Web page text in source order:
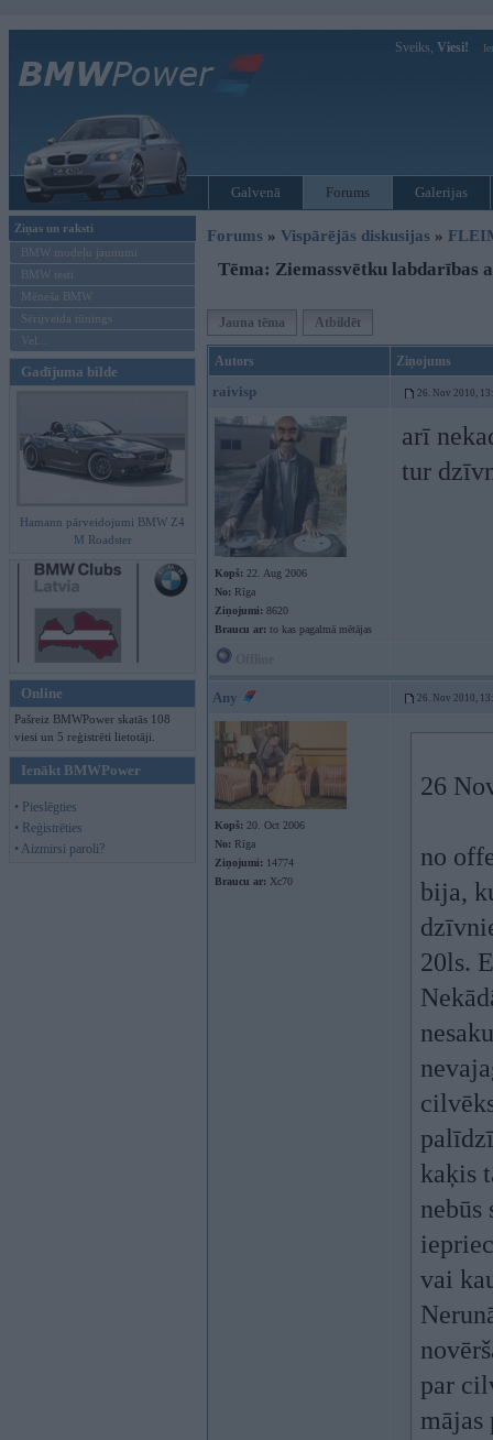
Sveiks, Viesi!
Galvenā Forums Galerijas
Ziņas un raksti
BMW modeļu jaunumi
BMW testi
Mēneša BMW
Sērijveida tūnings
Vel...
Gadījuma bilde
Hamann pārveidojumi BMW Z4
M Roadster
Online
Pašreiz BMWPower skatās 108
viesi un 5 reģistrēti lietotāji.
Ienākt BMWPower
• Pieslēgties
• Reģistrēties
• Aizmirsi paroli?
Forums » Vispārējās diskusijas »
Tēma: Ziemassvētku labdarības
Jauna tēma Atbildēt
Autors Ziņojums
raivisp 26. Nov 2010,
Kopš: 22. Aug 2006
No: Rīga
Ziņojumi: 8620
Braucu ar: to kas pagalmā mētājas
arī
tur
Any 26. Nov 2010,
Kopš: 20. Oct 2006
No: Rīga
Ziņojumi: 14774
Braucu ar: Xc70
26
no
bija,
20ls.
kaķis
vai
par
mājas